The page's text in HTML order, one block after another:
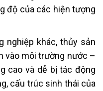
độ của các hiện tượng
nghiệp khác, thủy sản
vào môi trường nước –
cao và dễ bị tác động
cấu trúc sinh thái của